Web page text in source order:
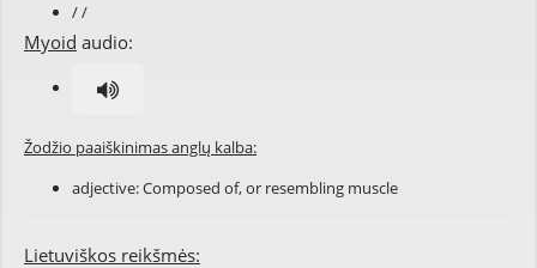
/ /
Myoid audio:
Žodžio paaiškinimas anglų kalba:
adjective: Composed of, or resembling muscle
Lietuviškos reikšmės: